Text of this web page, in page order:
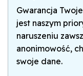
Gwarancja
jest naszym
naruszeniu
anonimowość,
swoje dane.